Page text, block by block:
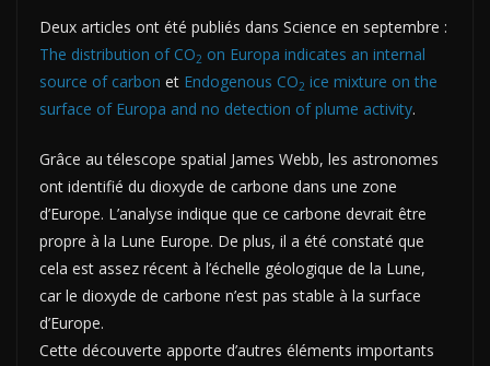
Deux articles ont été publiés dans Science en septembre :
The distribution of CO2 on Europa indicates an internal
source of carbon et Endogenous CO2 ice mixture on the
surface of Europa and no detection of plume activity.
Grâce au télescope spatial James Webb, les astronomes
ont identifié du dioxyde de carbone dans une zone
d’Europe. L’analyse indique que ce carbone devrait être
propre à la Lune Europe. De plus, il a été constaté que
cela est assez récent à l’échelle géologique de la Lune,
car le dioxyde de carbone n’est pas stable à la surface
d’Europe.
Cette découverte apporte d’autres éléments importants